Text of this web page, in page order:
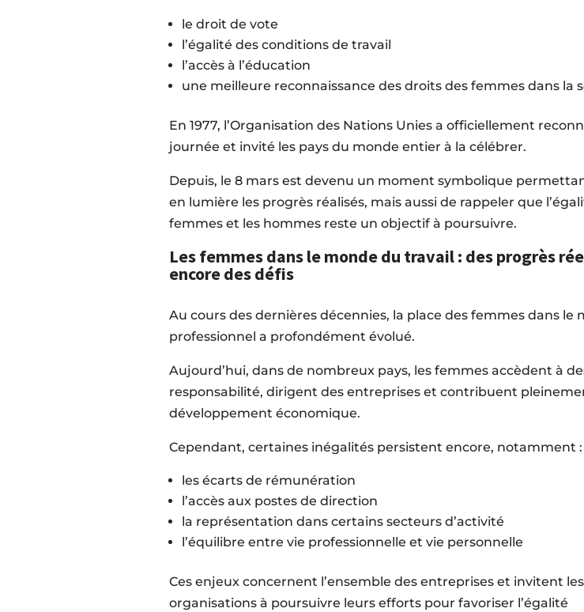
le droit de vote
l’égalité des conditions de travail
l’accès à l’éducation
une meilleure reconnaissance des droits des femmes dans la
En 1977, l’Organisation des Nations Unies a officiellement
journée et invité les pays du monde entier à la célébrer.
Depuis, le 8 mars est devenu un moment symbolique
en lumière les progrès réalisés, mais aussi de rappeler que
femmes et les hommes reste un objectif à poursuivre.
Les femmes dans le monde du travail : des progrès
encore des défis
Au cours des dernières décennies, la place des femmes dans le
professionnel a profondément évolué.
Aujourd’hui, dans de nombreux pays, les femmes accèdent à
responsabilité, dirigent des entreprises et contribuent
développement économique.
Cependant, certaines inégalités persistent encore, notamment :
les écarts de rémunération
l’accès aux postes de direction
la représentation dans certains secteurs d’activité
l’équilibre entre vie professionnelle et vie personnelle
Ces enjeux concernent l’ensemble des entreprises et invitent les
organisations à poursuivre leurs efforts pour favoriser l’égalité